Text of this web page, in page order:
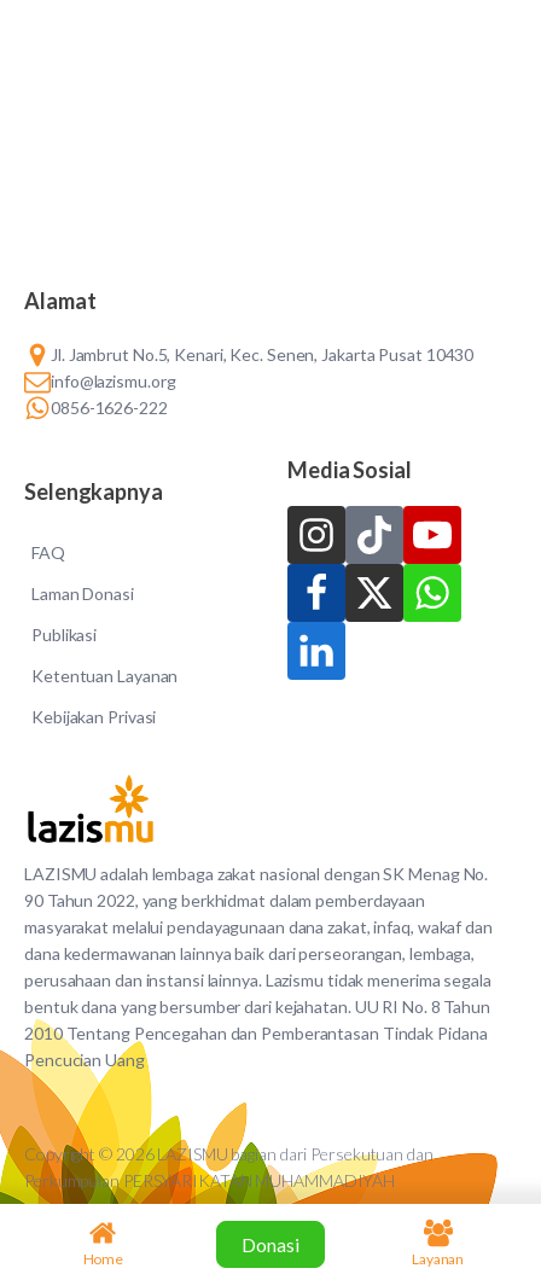
LAZISMU adalah lembaga zakat nasional dengan SK Menag No.
90 Tahun 2022, yang berkhidmat dalam pemberdayaan
masyarakat melalui pendayagunaan dana zakat, infaq, wakaf dan
dana kedermawanan lainnya baik dari perseorangan, lembaga,
perusahaan dan instansi lainnya. Lazismu tidak menerima segala
bentuk dana yang bersumber dari kejahatan. UU RI No. 8 Tahun
2010 Tentang Pencegahan dan Pemberantasan Tindak Pidana
Pencucian Uang
Alamat
Jl. Jambrut No.5, Kenari, Kec. Senen, Jakarta Pusat 10430
info@lazismu.org
0856-1626-222
Selengkapnya
FAQ
Laman Donasi
Publikasi
Ketentuan Layanan
Kebijakan Privasi
Media Sosial
Copyright © 2026 LAZISMU bagian dari Persekutuan dan
Perkumpulan PERSYARIKATAN MUHAMMADIYAH
Home
Donasi
Layanan